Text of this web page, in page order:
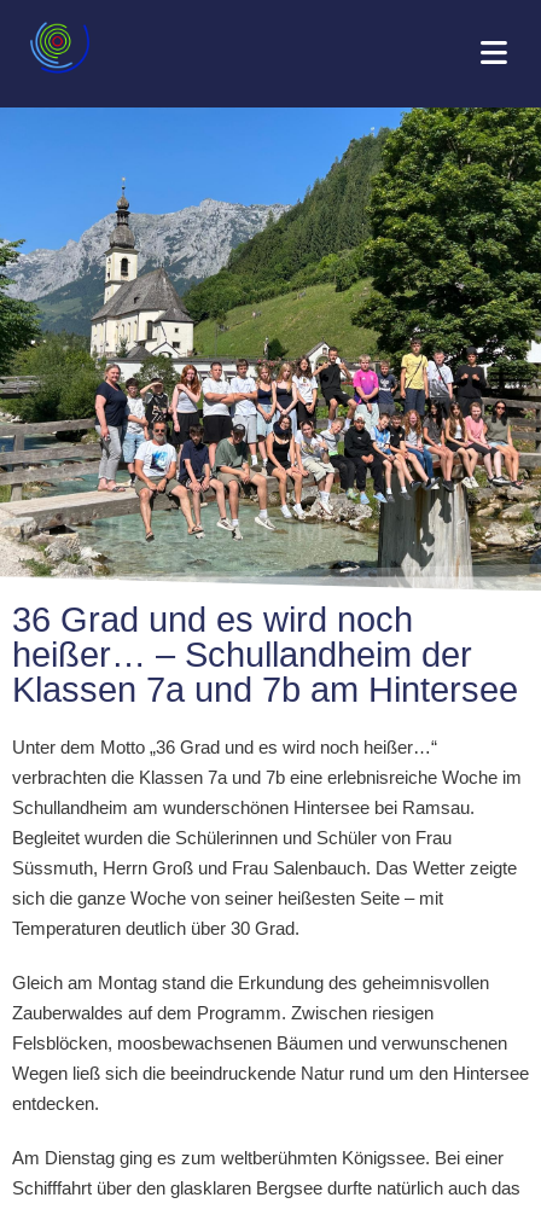
SCHULLANDHEIM
36 Grad und es wird noch
heißer… – Schullandheim der
Klassen 7a und 7b am Hintersee
Unter dem Motto „36 Grad und es wird noch heißer…“
verbrachten die Klassen 7a und 7b eine erlebnisreiche Woche im
Schullandheim am wunderschönen Hintersee bei Ramsau.
Begleitet wurden die Schülerinnen und Schüler von Frau
Süssmuth, Herrn Groß und Frau Salenbauch. Das Wetter zeigte
sich die ganze Woche von seiner heißesten Seite – mit
Temperaturen deutlich über 30 Grad.
Gleich am Montag stand die Erkundung des geheimnisvollen
Zauberwaldes auf dem Programm. Zwischen riesigen
Felsblöcken, moosbewachsenen Bäumen und verwunschenen
Wegen ließ sich die beeindruckende Natur rund um den Hintersee
entdecken.
Am Dienstag ging es zum weltberühmten Königssee. Bei einer
Schifffahrt über den glasklaren Bergsee durfte natürlich auch das